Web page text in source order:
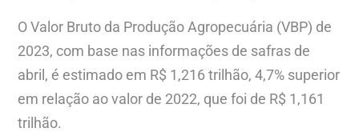
O Valor Bruto da Produção Agropecuária (VBP) de
2023, com base nas informações de safras de
abril, é estimado em R$ 1,216 trilhão, 4,7% superior
em relação ao valor de 2022, que foi de R$ 1,161
trilhão.